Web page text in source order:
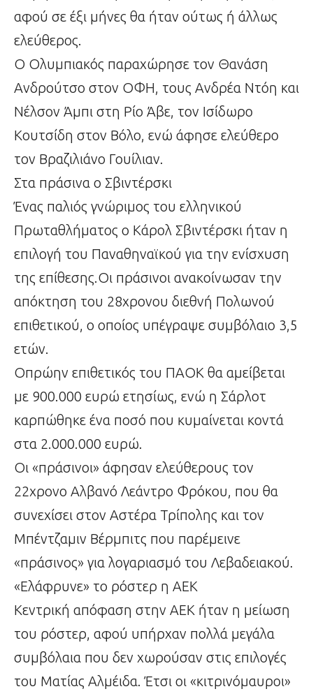
αφού σε έξι μήνες θα ήταν ούτως ή άλλως
ελεύθερος.
Ο Ολυμπιακός παραχώρησε τον Θανάση
Ανδρούτσο στον ΟΦΗ, τους Ανδρέα Ντόη και
Νέλσον Άμπι στη Ρίο Άβε, τον Ισίδωρο
Κουτσίδη στον Βόλο, ενώ άφησε ελεύθερο
τον Βραζιλιάνο Γουίλιαν.
Στα πράσινα ο Σβιντέρσκι
Ένας παλιός γνώριμος του ελληνικού
Πρωταθλήματος ο Κάρολ Σβιντέρσκι ήταν η
επιλογή του Παναθηναϊκού για την ενίσχυση
της επίθεσης.Οι πράσινοι ανακοίνωσαν την
απόκτηση του 28χρονου διεθνή Πολωνού
επιθετικού, ο οποίος υπέγραψε συμβόλαιο 3,5
ετών.
Οπρώην επιθετικός του ΠΑΟΚ θα αμείβεται
με 900.000 ευρώ ετησίως, ενώ η Σάρλοτ
καρπώθηκε ένα ποσό που κυμαίνεται κοντά
στα 2.000.000 ευρώ.
Οι «πράσινοι» άφησαν ελεύθερους τον
22χρονο Αλβανό Λεάντρο Φρόκου, που θα
συνεχίσει στον Αστέρα Τρίπολης και τον
Μπέντζαμιν Βέρμπιτς που παρέμεινε
«πράσινος» για λογαριασμό του Λεβαδειακού.
«Ελάφρυνε» το ρόστερ η ΑΕΚ
Κεντρική απόφαση στην ΑΕΚ ήταν η μείωση
του ρόστερ, αφού υπήρχαν πολλά μεγάλα
συμβόλαια που δεν χωρούσαν στις επιλογές
του Ματίας Αλμέιδα. Έτσι οι «κιτρινόμαυροι»